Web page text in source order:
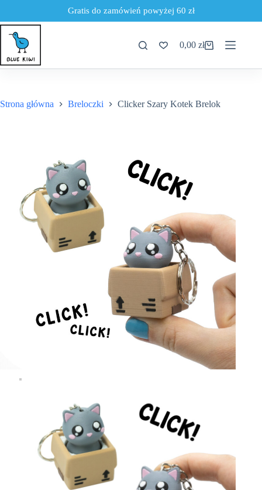
Gratis do zamówień powyżej 60 zł
Przejdź
treści
Koszyk
0,00zł
Strona główna Breloczki Clicker Szary Kotek Brelok